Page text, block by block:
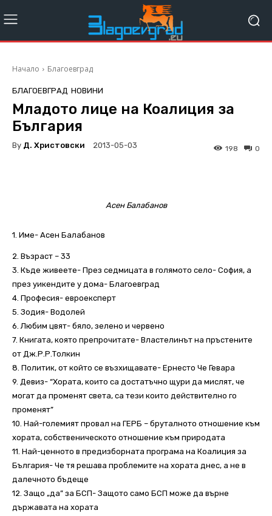
Начало Благоевград
БЛАГОЕВГРАД НОВИНИ
Младото лице на Коалиция за
България
By Д. Христовски 2013-05-03 0
198
Асен Балабанов
1. Име- Асен Балабанов
2. Възраст – 33
3. Къде живеете- През седмицата в голямото село- София, а
през уикендите у дома- Благоевград
4. Професия- евроексперт
5. Зодия- Водолей
6. Любим цвят- бяло, зелено и червено
7. Книгата, която препрочитате- Властелинът на пръстените
от Дж.Р.Р.Толкин
8. Политик, от който се възхищавате- Ернесто Че Гевара
9. Девиз- “Хората, които са достатъчно щури да мислят, че
могат да променят света, са тези които действително го
променят”
10. Най-големият провал на ГЕРБ – бруталното отношение към
хората, собственическото отношение към природата
11. Най-ценното в предизборната програма на Коалиция за
България- Че тя решава проблемите на хората днес, а не в
далечното бъдеще
12. Защо „да” за БСП- Защото само БСП може да върне
държавата на хората